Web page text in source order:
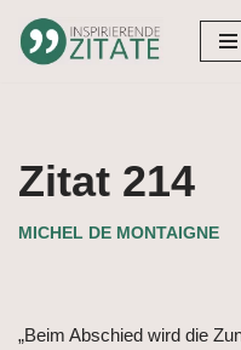
Zum
Zitat 214
MICHEL DE MONTAIGNE
„Beim Abschied wird die